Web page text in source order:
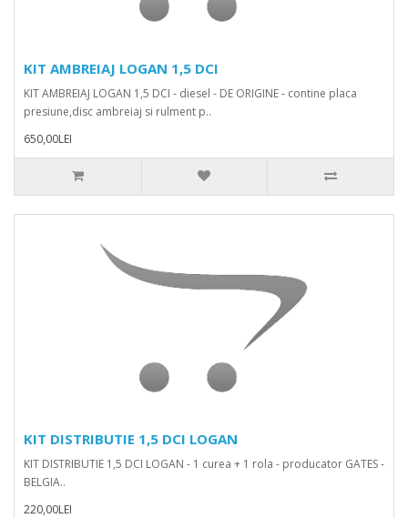
KIT AMBREIAJ LOGAN 1,5 DCI
KIT AMBREIAJ LOGAN 1,5 DCI - diesel - DE ORIGINE - contine placa
presiune,disc ambreiaj si rulment p..
650,00LEI
KIT DISTRIBUTIE 1,5 DCI LOGAN
KIT DISTRIBUTIE 1,5 DCI LOGAN - 1 curea + 1 rola - producator GATES -
BELGIA..
220,00LEI